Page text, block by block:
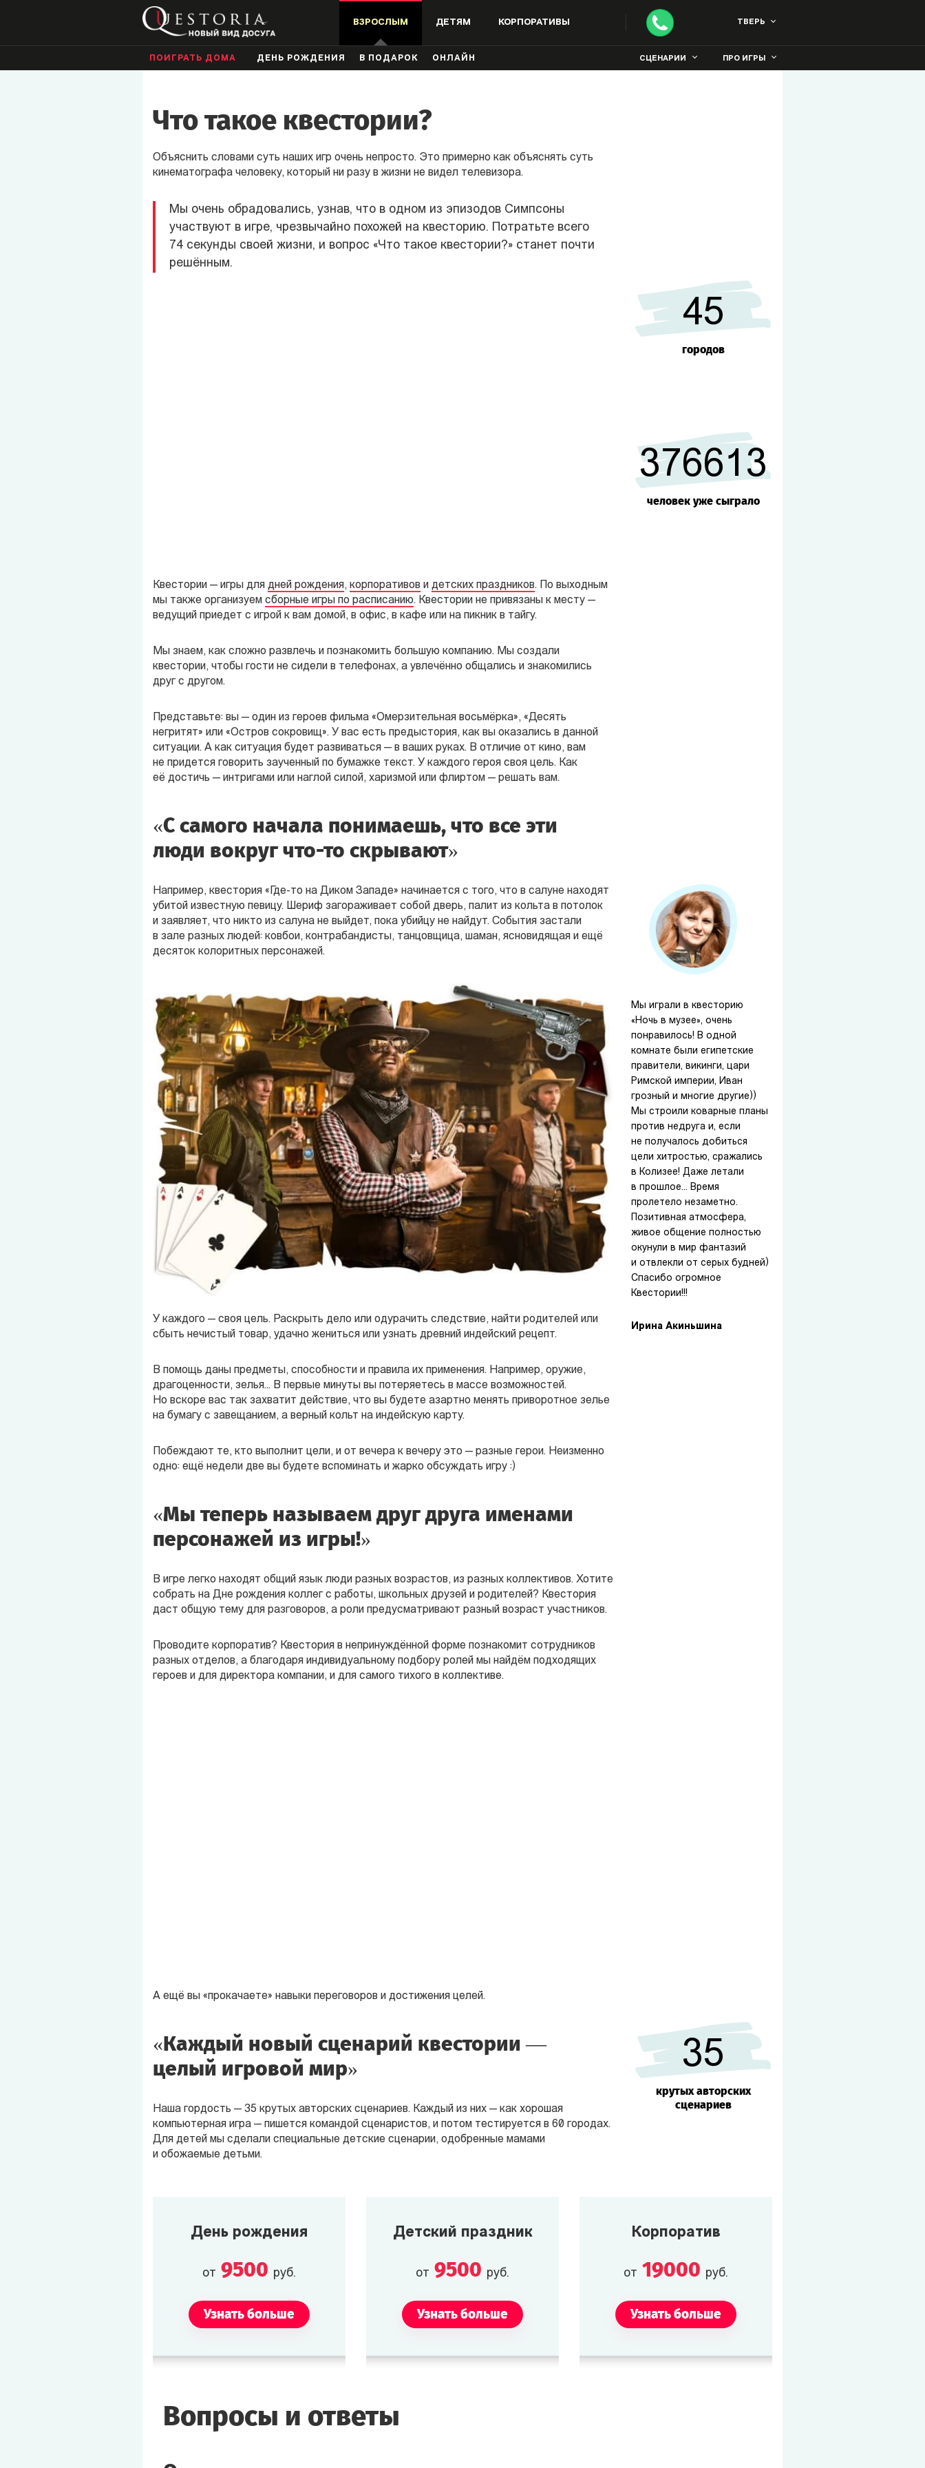
ВЗРОСЛЫМ ДЕТЯМ КОРПОРАТИВЫ ТВЕРЬ
ПОИГРАТЬ ДОМА ДЕНЬ РОЖДЕНИЯ В ПОДАРОК ОНЛАЙН СЦЕНАРИИ ПРО ИГРЫ
Что такое квестории?
Объяснить словами суть наших игр очень непросто. Это примерно как объяснять суть
кинематографа человеку, который ни разу в жизни не видел телевизора.
Мы очень обрадовались, узнав, что в одном из эпизодов Симпсоны
участвуют в игре, чрезвычайно похожей на квесторию. Потратьте всего
74 секунды своей жизни, и вопрос «Что такое квестории?» станет почти
решённым.
45
городов
376613
человек уже сыграло
Квестории — игры для дней рождения, корпоративов и детских праздников. По выходным
мы также организуем сборные игры по расписанию. Квестории не привязаны к месту —
ведущий приедет с игрой к вам домой, в офис, в кафе или на пикник в тайгу.
Мы знаем, как сложно развлечь и познакомить большую компанию. Мы создали
квестории, чтобы гости не сидели в телефонах, а увлечённо общались и знакомились
друг с другом.
Представьте: вы — один из героев фильма «Омерзительная восьмёрка», «Десять
негритят» или «Остров сокровищ». У вас есть предыстория, как вы оказались в данной
ситуации. А как ситуация будет развиваться — в ваших руках. В отличие от кино, вам
не придется говорить заученный по бумажке текст. У каждого героя своя цель. Как
её достичь — интригами или наглой силой, харизмой или флиртом — решать вам.
«С самого начала понимаешь, что все эти
люди вокруг что-то скрывают»
Мы играли в квесторию
«Ночь в музее», очень
понравилось! В одной
комнате были египетские
правители, викинги, цари
Римской империи, Иван
грозный и многие другие))
Мы строили коварные планы
против недруга и, если
не получалось добиться
цели хитростью, сражались
в Колизее! Даже летали
в прошлое... Время
пролетело незаметно.
Позитивная атмосфера,
живое общение полностью
окунули в мир фантазий
и отвлекли от серых будней)
Спасибо огромное
Квестории!!!
Ирина Акиньшина
Например, квестория «Где-то на Диком Западе» начинается с того, что в салуне находят
убитой известную певицу. Шериф загораживает собой дверь, палит из кольта в потолок
и заявляет, что никто из салуна не выйдет, пока убийцу не найдут. События застали
в зале разных людей: ковбои, контрабандисты, танцовщица, шаман, ясновидящая и ещё
десяток колоритных персонажей.
У каждого — своя цель. Раскрыть дело или одурачить следствие, найти родителей или
сбыть нечистый товар, удачно жениться или узнать древний индейский рецепт.
В помощь даны предметы, способности и правила их применения. Например, оружие,
драгоценности, зелья... В первые минуты вы потеряетесь в массе возможностей.
Но вскоре вас так захватит действие, что вы будете азартно менять приворотное зелье
на бумагу с завещанием, а верный кольт на индейскую карту.
Побеждают те, кто выполнит цели, и от вечера к вечеру это — разные герои. Неизменно
одно: ещё недели две вы будете вспоминать и жарко обсуждать игру :)
«Мы теперь называем друг друга именами
персонажей из игры!»
В игре легко находят общий язык люди разных возрастов, из разных коллективов. Хотите
собрать на Дне рождения коллег с работы, школьных друзей и родителей? Квестория
даст общую тему для разговоров, а роли предусматривают разный возраст участников.
Проводите корпоратив? Квестория в непринуждённой форме познакомит сотрудников
разных отделов, а благодаря индивидуальному подбору ролей мы найдём подходящих
героев и для директора компании, и для самого тихого в коллективе.
А ещё вы «прокачаете» навыки переговоров и достижения целей.
35
крутых авторских
сценариев
«Каждый новый сценарий квестории —
целый игровой мир»
Наша гордость — 35 крутых авторских сценариев. Каждый из них — как хорошая
компьютерная игра — пишется командой сценаристов, и потом тестируется в 60 городах.
Для детей мы сделали специальные детские сценарии, одобренные мамами
и обожаемые детьми.
День рождения
от 9500 руб.
Узнать больше
Детский праздник
от 9500 руб.
Узнать больше
Корпоратив
от 19000 руб.
Узнать больше
Вопросы и ответы